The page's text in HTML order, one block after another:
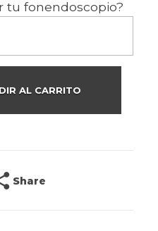
tu fonendoscopio?
AL CARRITO
Share